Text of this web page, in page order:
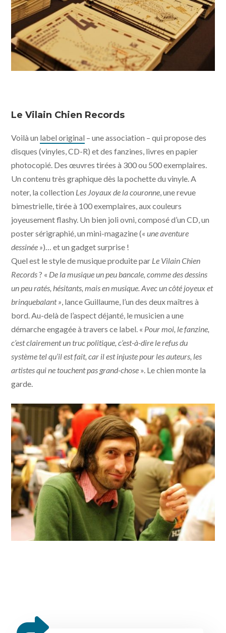
Le Vilain Chien Records
Voilà un label original – une association – qui propose des
disques (vinyles, CD-R) et des fanzines, livres en papier
photocopié. Des œuvres tirées à 300 ou 500 exemplaires.
Un contenu très graphique dès la pochette du vinyle. A
noter, la collection Les Joyaux de la couronne, une revue
bimestrielle, tirée à 100 exemplaires, aux couleurs
joyeusement flashy. Un bien joli ovni, composé d’un CD, un
poster sérigraphié, un mini-magazine («une aventure
dessinée »)… et un gadget surprise !
Quel est le style de musique produite par Le Vilain Chien
Records? « De la musique un peu bancale, comme des dessins
un peu ratés, hésitants, mais en musique. Avec un côté joyeux et
brinquebalant », lance Guillaume, l’un des deux maîtres à
bord. Au-delà de l’aspect déjanté, le musicien a une
démarche engagée à travers ce label. « Pour moi, le fanzine,
c’est clairement un truc politique, c’est-à-dire le refus du
système tel qu’il est fait, car il est injuste pour les auteurs, les
artistes qui ne touchent pas grand-chose ». Le chien monte la
garde.